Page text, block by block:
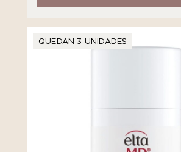
QUEDAN 3 UNIDADES